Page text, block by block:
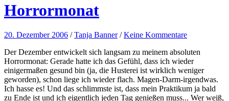
Horrormonat
20. Dezember 2006 /Tanja Banner /Keine Kommentare
Der Dezember entwickelt sich langsam zu meinem absoluten
Horrormonat: Gerade hatte ich das Gefühl, dass ich wieder
einigermaßen gesund bin (ja, die Husterei ist wirklich weniger
geworden), schon liege ich wieder flach. Magen-Darm-irgendwas.
Ich hasse es! Und das schlimmste ist, dass mein Praktikum ja bald
zu Ende ist und ich eigentlich jeden Tag genießen muss... Wer weiß,